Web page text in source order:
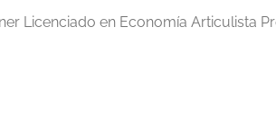
Licenciado en Economía Articulista